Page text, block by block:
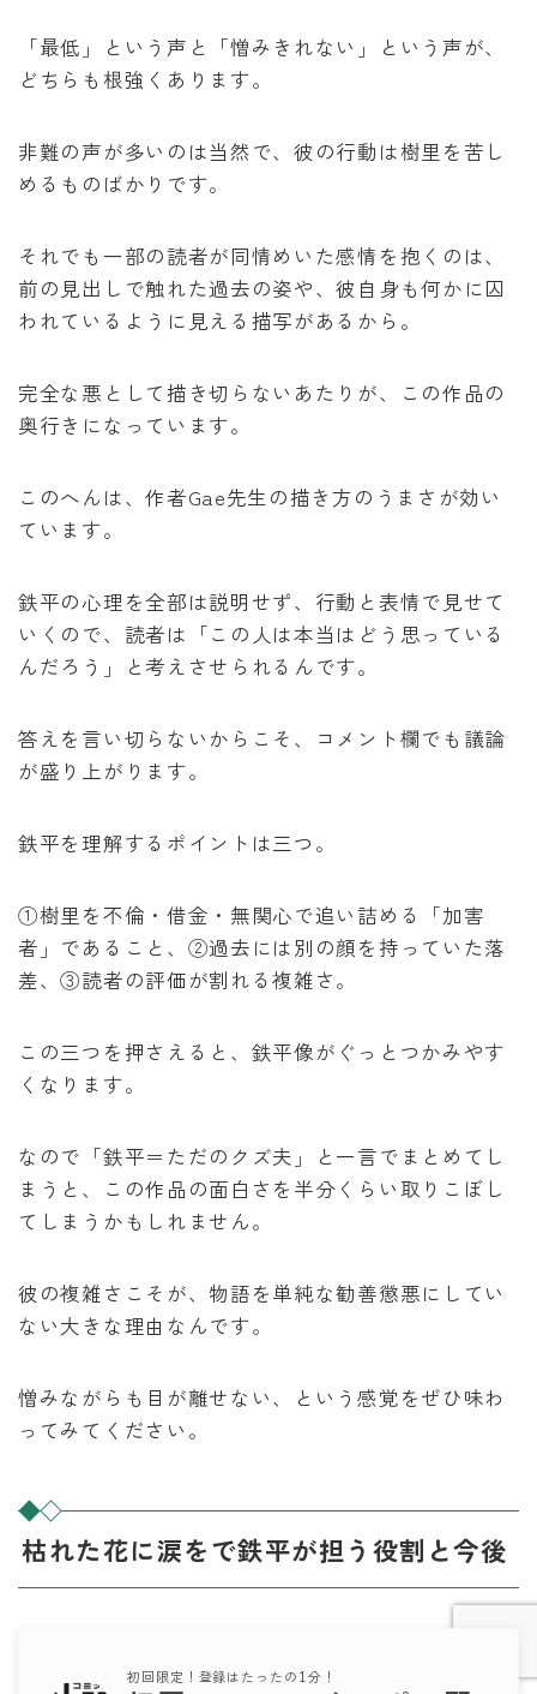
Follow Me
「最低」という声と「憎みきれない」という声が、
どちらも根強くあります。
非難の声が多いのは当然で、彼の行動は樹里を苦し
めるものばかりです。
それでも一部の読者が同情めいた感情を抱くのは、
前の見出しで触れた過去の姿や、彼自身も何かに囚
われているように見える描写があるから。
完全な悪として描き切らないあたりが、この作品の
奥行きになっています。
このへんは、作者Gae先生の描き方のうまさが効い
ています。
鉄平の心理を全部は説明せず、行動と表情で見せて
いくので、読者は「この人は本当はどう思っている
んだろう」と考えさせられるんです。
答えを言い切らないからこそ、コメント欄でも議論
が盛り上がります。
鉄平を理解するポイントは三つ。
①樹里を不倫・借金・無関心で追い詰める「加害
者」であること、②過去には別の顔を持っていた落
差、③読者の評価が割れる複雑さ。
この三つを押さえると、鉄平像がぐっとつかみやす
くなります。
なので「鉄平＝ただのクズ夫」と一言でまとめてし
まうと、この作品の面白さを半分くらい取りこぼし
てしまうかもしれません。
彼の複雑さこそが、物語を単純な勧善懲悪にしてい
ない大きな理由なんです。
憎みながらも目が離せない、という感覚をぜひ味わ
ってみてください。
枯れた花に涙をで鉄平が担う役割と今後
初回限定！登録はたったの1分！